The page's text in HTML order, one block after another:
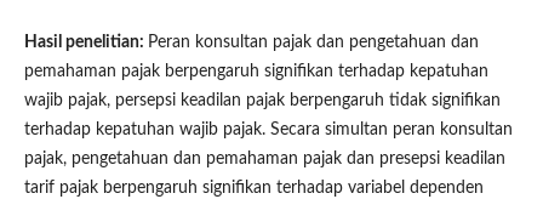
Hasil penelitian: Peran konsultan pajak dan pengetahuan dan
pemahaman pajak berpengaruh signifikan terhadap kepatuhan
wajib pajak, persepsi keadilan pajak berpengaruh tidak signifikan
terhadap kepatuhan wajib pajak. Secara simultan peran konsultan
pajak, pengetahuan dan pemahaman pajak dan presepsi keadilan
tarif pajak berpengaruh signifikan terhadap variabel dependen